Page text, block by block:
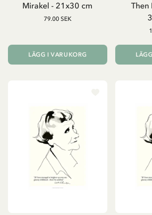
Mirakel - 21x30 cm
79.00 SEK
LÄGG I VARUKORG
Then